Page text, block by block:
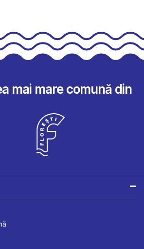
mai mare comună din